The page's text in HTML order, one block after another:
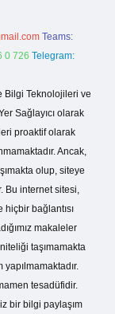
Teams:
0 726 Telegram:
Bilgi Teknolojileri ve
Sağlayıcı olarak
proaktif olarak
Ancak,
olup, siteye
Bu internet sitesi,
bağlantısı
makaleler
taşımamakta
tesadüfidir.
bir bilgi paylaşım